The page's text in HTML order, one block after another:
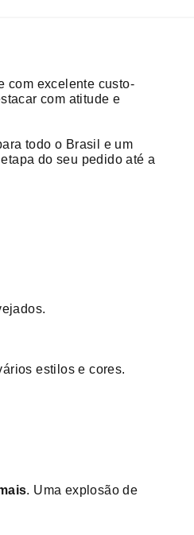
com excelente custo-
com atitude e
todo o Brasil e um
do seu pedido até a
estilos e cores.
. Uma explosão de